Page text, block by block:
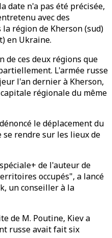
date n'a pas été précisée,
avec des
région de Kherson (sud)
en Ukraine.
de ces deux régions que
L'armée russe
l'an dernier à Kherson,
régionale du même
le déplacement du
se rendre sur les lieux de
de l'auteur de
occupés", a lancé
un conseiller à la
de M. Poutine, Kiev a
russe avait fait six